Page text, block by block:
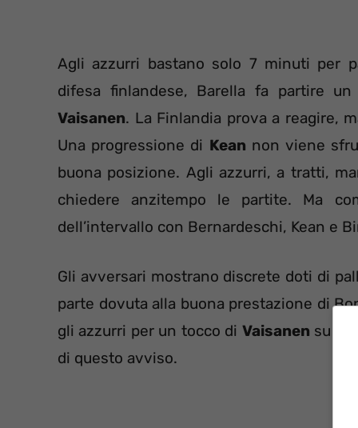
Agli azzurri bastano solo 7 minuti per
difesa finlandese, Barella fa partire
Vaisanen. La Finlandia prova a reagire,
Una progressione di Kean non viene
buona posizione. Agli azzurri, a tratti,
chiedere anzitempo le partite. Ma
dell’intervallo con Bernardeschi, Kean e
Gli avversari mostrano discrete doti di
parte dovuta alla buona prestazione di
gli azzurri per un tocco di Vaisanen su
di questo avviso.